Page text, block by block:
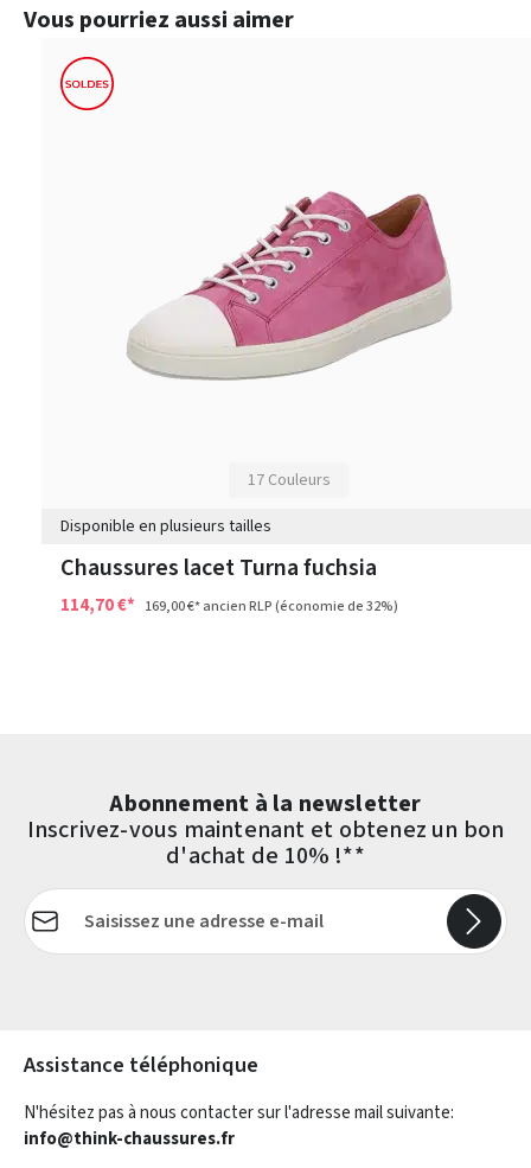
Ignorer la galerie de produits
Vous pourriez aussi aimer
17 Couleurs
Disponible en plusieurs tailles
Chaussures lacet Turna fuchsia
114,70 €* 169,00 €*ancien RLP(économie de 32%)
Abonnement à la newsletter
Inscrivez-vous maintenant et obtenez un bon
d'achat de 10% !**
Adresse e-mail*
Assistance téléphonique
N'hésitez pas à nous contacter sur l'adresse mail suivante:
info@think-chaussures.fr